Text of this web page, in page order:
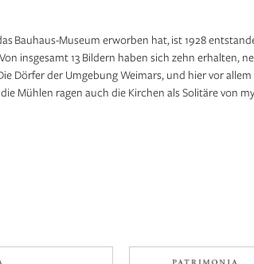
Bauhaus-Museum erworben hat, ist 1928
insgesamt 13 Bildern haben sich zehn erhalten,
Dörfer der Umgebung Weimars, und hier vor
Mühlen ragen auch die Kirchen als Solitäre von